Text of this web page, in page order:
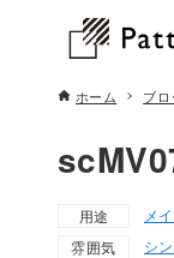
ホーム ブ
用途
メ
雰囲気
シ